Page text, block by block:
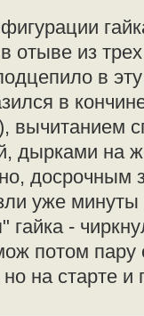
отыве из
в
в
вычитанием
дырками на
досрочным
уже
гайка -
потом
на старте и